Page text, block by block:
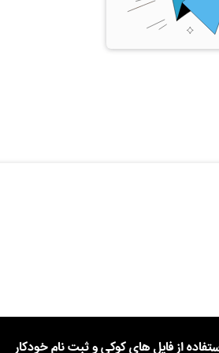
از فایل های کوکی و ثبت نام خودکار